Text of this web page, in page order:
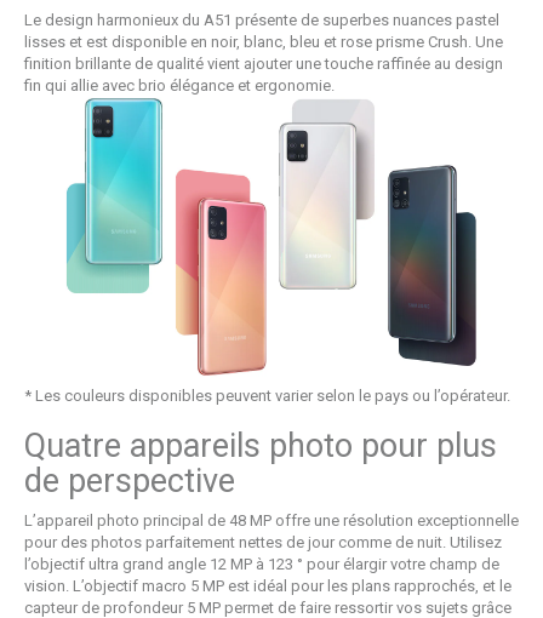
Le design harmonieux du A51 présente de superbes nuances pastel
lisses et est disponible en noir, blanc, bleu et rose prisme Crush. Une
finition brillante de qualité vient ajouter une touche raffinée au design
fin qui allie avec brio élégance et ergonomie.
* Les couleurs disponibles peuvent varier selon le pays ou l’opérateur.
Quatre appareils photo pour plus
de perspective
L’appareil photo principal de 48 MP offre une résolution exceptionnelle
pour des photos parfaitement nettes de jour comme de nuit. Utilisez
l’objectif ultra grand angle 12 MP à 123 ° pour élargir votre champ de
vision. L’objectif macro 5 MP est idéal pour les plans rapprochés, et le
capteur de profondeur 5 MP permet de faire ressortir vos sujets grâce